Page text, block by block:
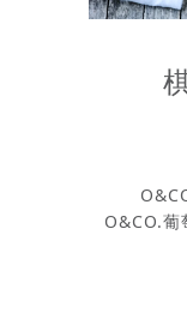
O&CO.葡